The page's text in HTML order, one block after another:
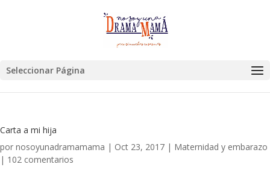
Seleccionar Página
Carta a mi hija
por nosoyunadramamama | Oct 23, 2017 | Maternidad y embarazo
| 102 comentarios